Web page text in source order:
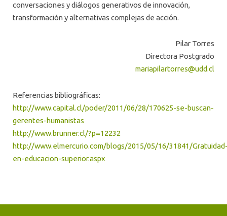
conversaciones y diálogos generativos de innovación,
transformación y alternativas complejas de acción.
Pilar Torres
Directora Postgrado
mariapilartorres@udd.cl
Referencias bibliográficas:
http://www.capital.cl/poder/2011/06/28/170625-se-buscan-
gerentes-humanistas
http://www.brunner.cl/?p=12232
http://www.elmercurio.com/blogs/2015/05/16/31841/
en-educacion-superior.aspx